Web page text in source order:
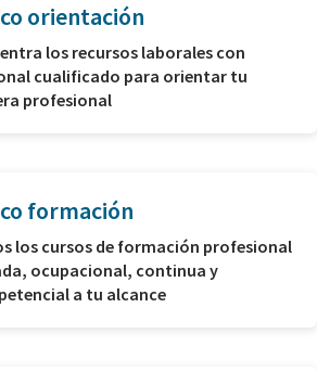
orientación
los recursos laborales con
cualificado para orientar tu
profesional
formación
los cursos de formación profesional
ocupacional, continua y
a tu alcance